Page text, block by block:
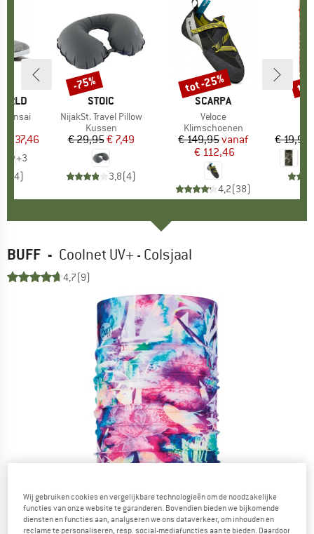
Bonsai
prijs
€ 37,46
+3
4)
MERK
STOIC
Artikel
NijakSt. Travel Pillow
Productgroep
Kussen
Prijs
€ 29,95Verlaagde prijs
€ 7,49
3,8(4)
Korting
-75%
MERK
SCARPA
Artikel
Veloce
Productgroep
Klimschoenen
Prijs
€ 149,95Verlaagde prijs
vanaf
€ 112,46
4,2(38)
Korting
tot -25%
€ 19,95
tot
BUFF - Coolnet UV+ - Colsjaal
4,7(9)
Wij gebruiken cookies en vergelijkbare technologieën om de noodzakelijke
functies van onze website te garanderen. Bovendien bieden we bijkomende
diensten en functies aan, analyseren we ons dataverkeer, om inhouden en
reclame te personaliseren, resp. social-mediafuncties aan te bieden. Daardoor